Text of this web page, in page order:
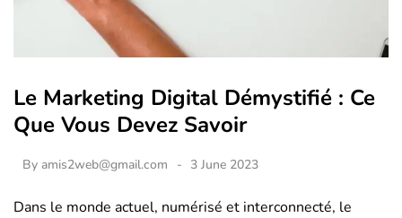
Le Marketing Digital Démystifié : Ce
Que Vous Devez Savoir
By amis2web@gmail.com 3 June 2023
Dans le monde actuel, numérisé et interconnecté, le